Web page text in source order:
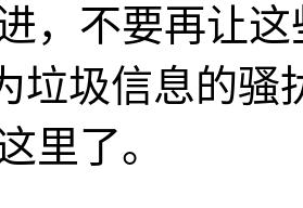
，不要再让
垃圾信息的骚
里了。